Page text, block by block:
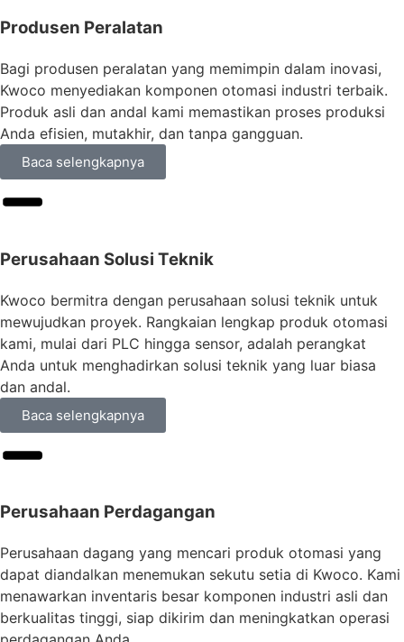
Produsen Peralatan
Bagi produsen peralatan yang memimpin dalam inovasi,
Kwoco menyediakan komponen otomasi industri terbaik.
Produk asli dan andal kami memastikan proses produksi
Anda efisien, mutakhir, dan tanpa gangguan.
Baca selengkapnya
Perusahaan Solusi Teknik
Kwoco bermitra dengan perusahaan solusi teknik untuk
mewujudkan proyek. Rangkaian lengkap produk otomasi
kami, mulai dari PLC hingga sensor, adalah perangkat
Anda untuk menghadirkan solusi teknik yang luar biasa
dan andal.
Baca selengkapnya
Perusahaan Perdagangan
Perusahaan dagang yang mencari produk otomasi yang
dapat diandalkan menemukan sekutu setia di Kwoco. Kami
menawarkan inventaris besar komponen industri asli dan
berkualitas tinggi, siap dikirim dan meningkatkan operasi